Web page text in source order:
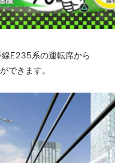
E235系の運転席から
できます。